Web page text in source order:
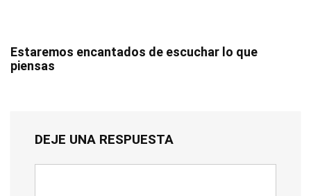
Estaremos encantados de escuchar lo que
piensas
DEJE UNA RESPUESTA